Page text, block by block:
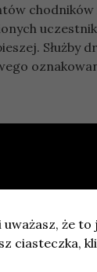
Służby
r. i
uważasz, że
ciasteczka,